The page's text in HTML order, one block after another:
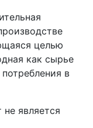
целью
как сырье
в
является